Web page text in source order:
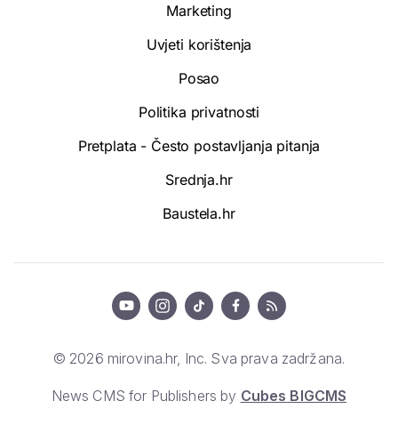
Marketing
Uvjeti korištenja
Posao
Politika privatnosti
Pretplata - Često postavljanja pitanja
Srednja.hr
Baustela.hr
© 2026 mirovina.hr, Inc. Sva prava zadržana.
News CMS for Publishers by Cubes BIGCMS